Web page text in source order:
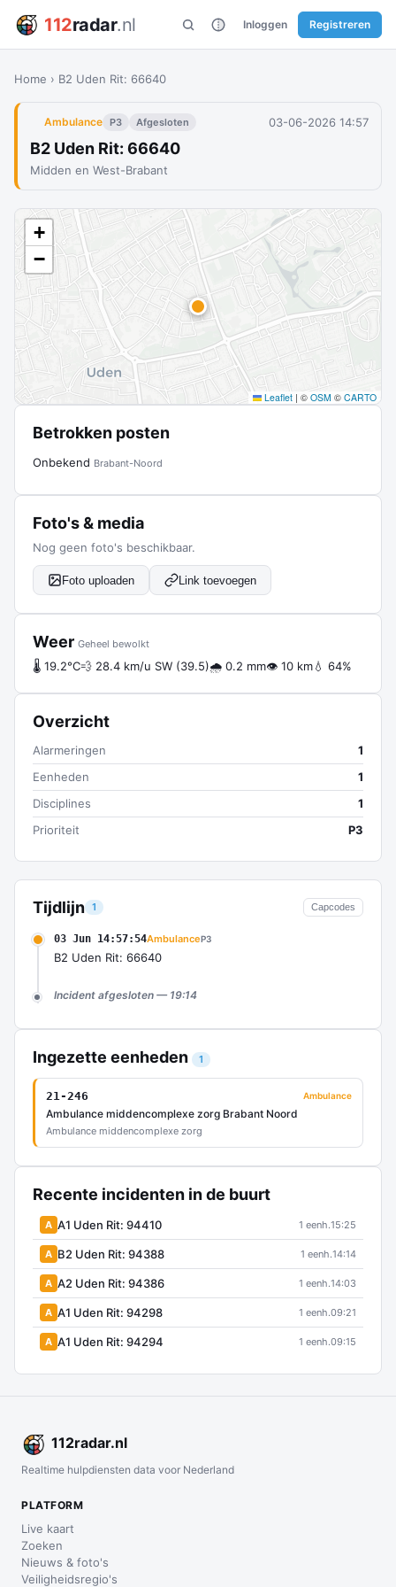
112radar.nl Inloggen Registreren
Home › B2 Uden Rit: 66640
Ambulance P3 Afgesloten 03-06-2026 14:57
B2 Uden Rit: 66640
Midden en West-Brabant
Tijdlijn 1 Capcodes
03 Jun 14:57:54AmbulanceP3
B2 Uden Rit: 66640
Incident afgesloten — 19:14
Ingezette eenheden 1
21-246 Ambulance
Ambulance middencomplexe zorg Brabant Noord
Ambulance middencomplexe zorg
Recente incidenten in de buurt
A A1 Uden Rit: 94410 1 eenh.15:25
A B2 Uden Rit: 94388 1 eenh.14:14
A A2 Uden Rit: 94386 1 eenh.14:03
A A1 Uden Rit: 94298 1 eenh.09:21
A A1 Uden Rit: 94294 1 eenh.09:15
+
−
Leaflet | © OSM © CARTO
Betrokken posten
Onbekend Brabant-Noord
Foto's & media
Nog geen foto's beschikbaar.
Foto uploaden Link toevoegen
Weer Geheel bewolkt
🌡 19.2°C💨 28.4 km/u SW (39.5)🌧 0.2 mm👁 10 km💧 64%
Overzicht
Alarmeringen
1
Eenheden
1
Disciplines
1
Prioriteit
P3
112radar.nl
Realtime hulpdiensten data voor Nederland
PLATFORM
Live kaart
Zoeken
Nieuws & foto's
Veiligheidsregio's